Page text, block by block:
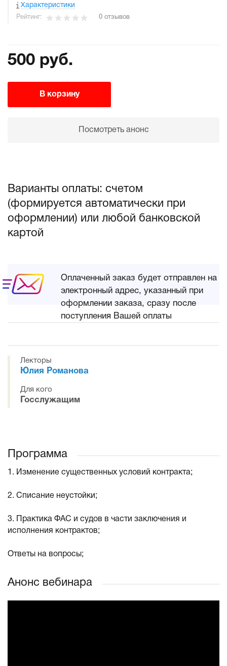
Характеристики
Рейтинг: 0 отзывов
500 руб.
В корзину
Посмотреть анонс
Варианты оплаты: счетом
(формируется автоматически при
оформлении) или любой банковской
картой
Оплаченный заказ будет отправлен на
электронный адрес, указанный при
оформлении заказа, сразу после
поступления Вашей оплаты
Лекторы
Юлия Романова
Для кого
Госслужащим
Программа
1. Изменение существенных условий контракта;
2. Списание неустойки;
3. Практика ФАС и судов в части заключения и
исполнения контрактов;
Ответы на вопросы;
Анонс вебинара